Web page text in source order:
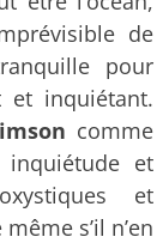
de
pour
et inquiétant.
comme
inquiétude et
et
s’il n’en